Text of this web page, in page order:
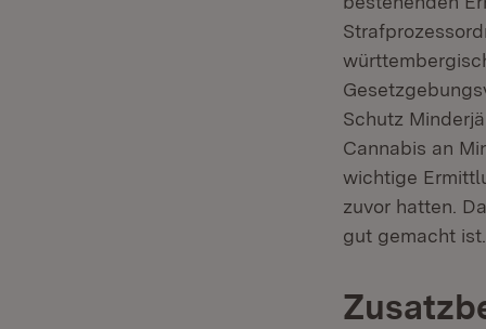
Schutz
Cannabis an
wichtige
zuvor hatten.
gut gemacht